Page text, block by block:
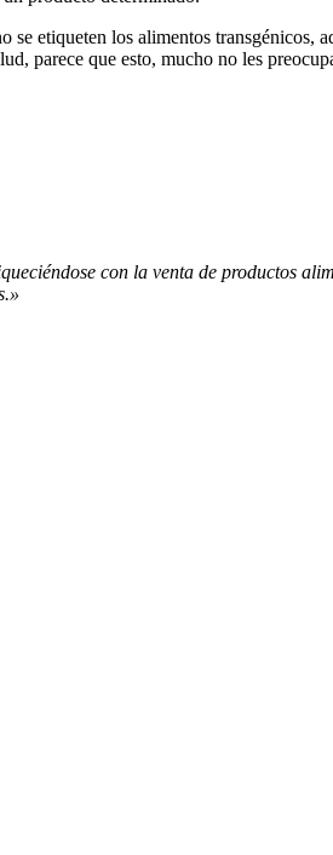
etiqueten los alimentos
parece que esto, mucho no les
con la venta de productos